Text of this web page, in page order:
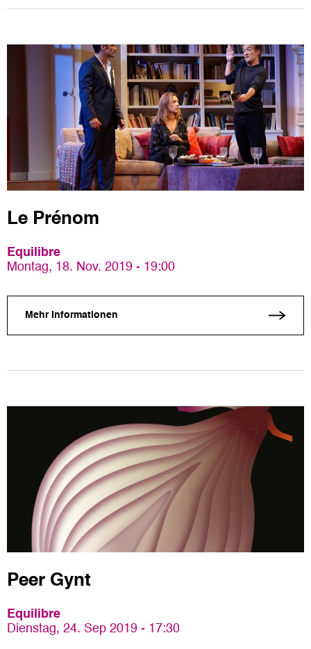
Le Prénom
Equilibre
Montag, 18. Nov. 2019 - 19:00
Mehr Informationen
Peer Gynt
Equilibre
Dienstag, 24. Sep 2019 - 17:30